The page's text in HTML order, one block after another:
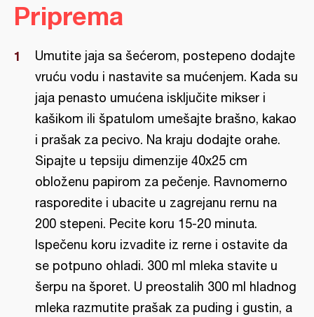
Priprema
Umutite jaja sa šećerom, postepeno dodajte
vruću vodu i nastavite sa mućenjem. Kada su
jaja penasto umućena isključite mikser i
kašikom ili špatulom umešajte brašno, kakao
i prašak za pecivo. Na kraju dodajte orahe.
Sipajte u tepsiju dimenzije 40x25 cm
obloženu papirom za pečenje. Ravnomerno
rasporedite i ubacite u zagrejanu rernu na
200 stepeni. Pecite koru 15-20 minuta.
Ispečenu koru izvadite iz rerne i ostavite da
se potpuno ohladi. 300 ml mleka stavite u
šerpu na šporet. U preostalih 300 ml hladnog
mleka razmutite prašak za puding i gustin, a